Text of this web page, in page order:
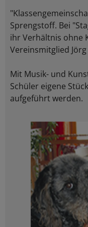
Sprengstoff. Bei
ihr Verhältnis ohne
Vereinsmitglied
Mit Musik- und
Schüler eigene
aufgeführt werden.